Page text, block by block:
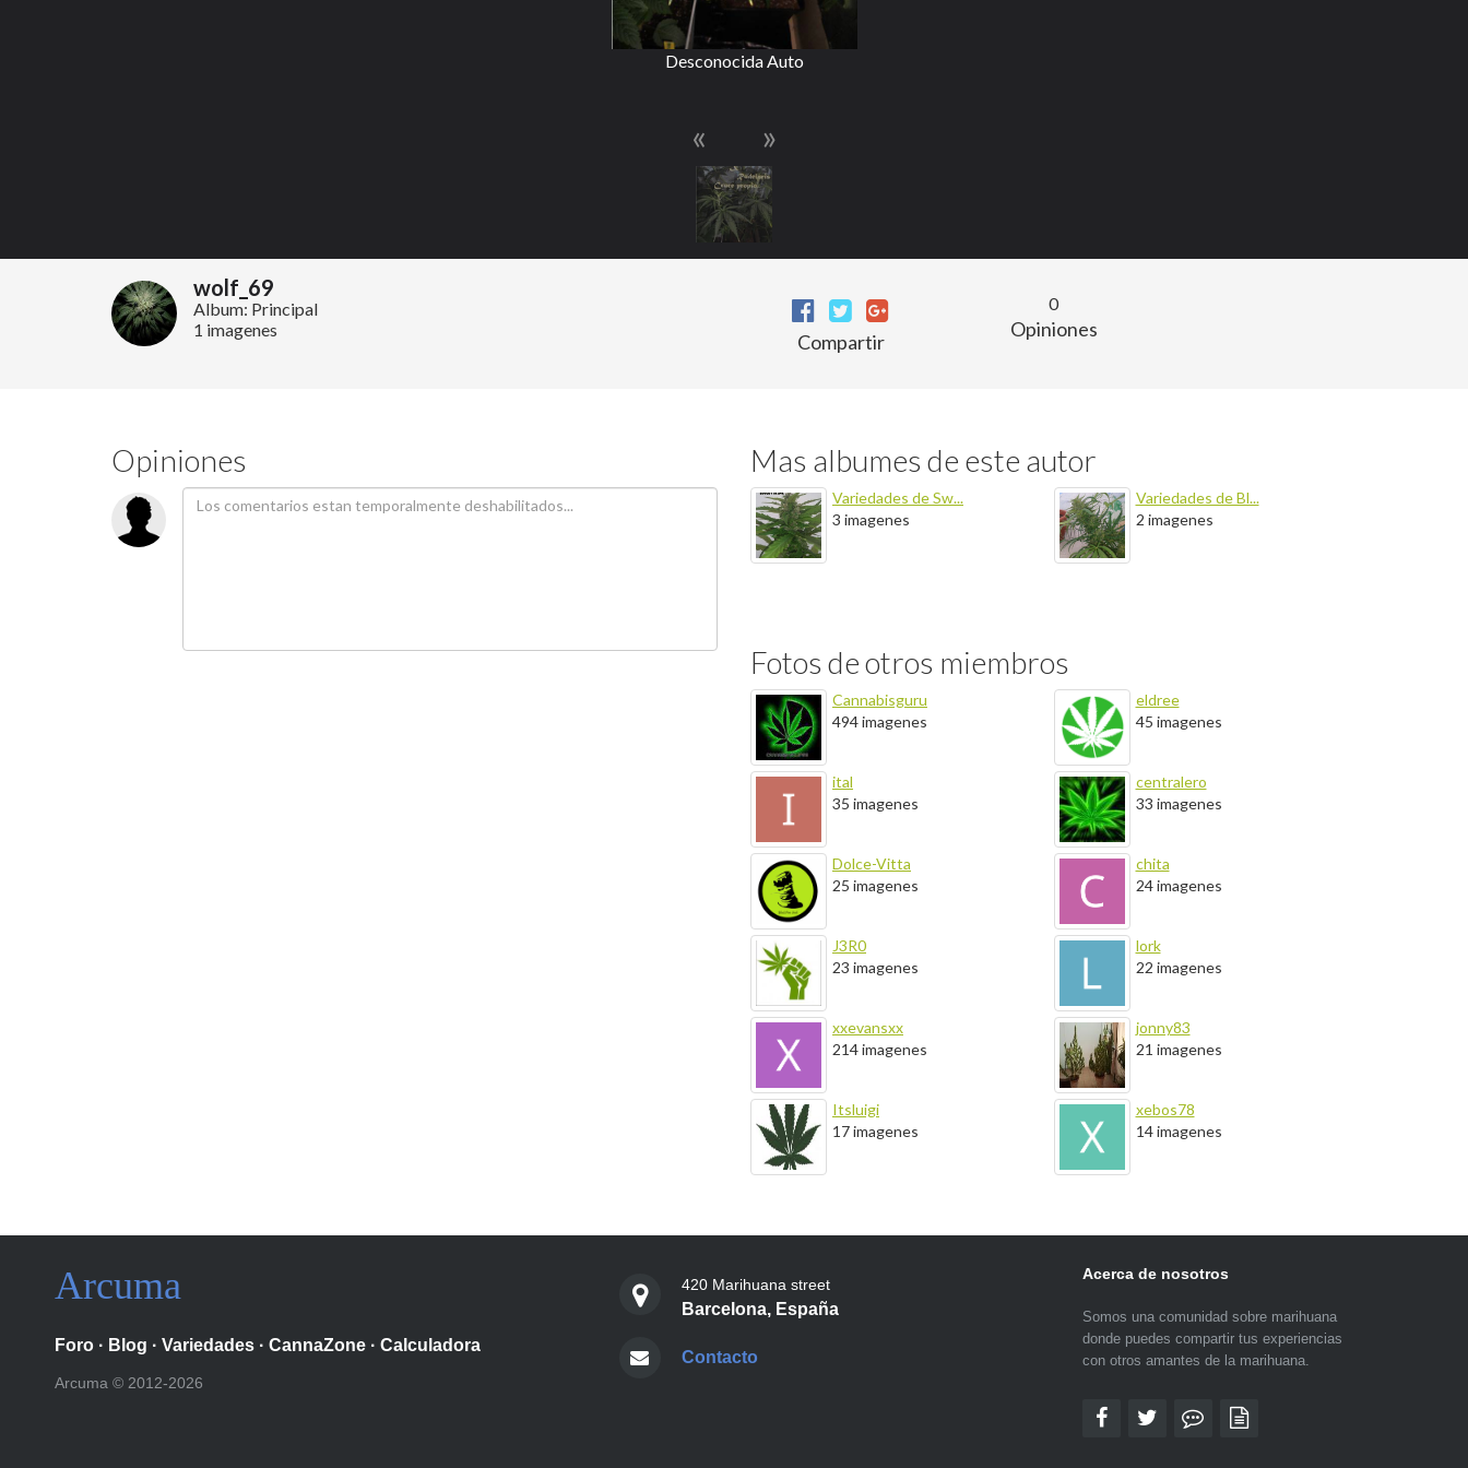
Desconocida Auto
« »
wolf_69
Album: Principal
1 imagenes
Compartir
0
Opiniones
Opiniones Mas albumes de este autor
Variedades de Sw...
3 imagenes
Variedades de Bl...
2 imagenes
Fotos de otros miembros
Cannabisguru
494 imagenes
eldree
45 imagenes
ital
35 imagenes
centralero
33 imagenes
Dolce-Vitta
25 imagenes
chita
24 imagenes
J3R0
23 imagenes
lork
22 imagenes
xxevansxx
214 imagenes
jonny83
21 imagenes
Itsluigi
17 imagenes
xebos78
14 imagenes
Arcuma
Foro · Blog · Variedades · CannaZone · Calculadora
Arcuma © 2012-2026
420 Marihuana street
Barcelona, España
Contacto
Acerca de nosotros
Somos una comunidad sobre marihuana
donde puedes compartir tus experiencias
con otros amantes de la marihuana.